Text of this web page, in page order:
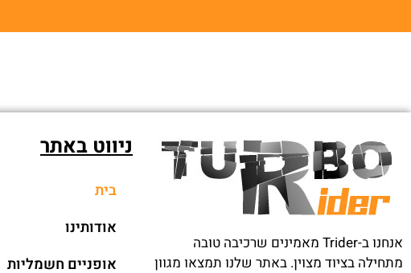
אנחנו ב-Trider מאמינים שרכיבה טובה
מתחילה בציוד מצוין. באתר שלנו תמצאו מגוון
ניווט באתר
בית
אודותינו
אופניים חשמליות